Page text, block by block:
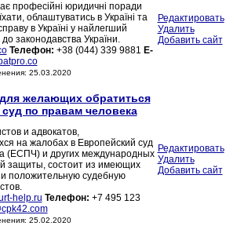
професійні юридичні поради
облаштуватись в Україні та
в Україні у найлегший
до законодавства України.
Телефон: +38 (044) 339 9881 E-
25.03.2020
Редактировать
Удалить
Добавить сайт
желающих обратиться
по правам человека
и адвокатов,
на жалобах в Европейский суд
(ЕСПЧ) и других международных
защиты, состоит из имеющих
положительную судебную
help.ru Телефон: +7 495 123
25.02.2020
Редактировать
Удалить
Добавить сайт